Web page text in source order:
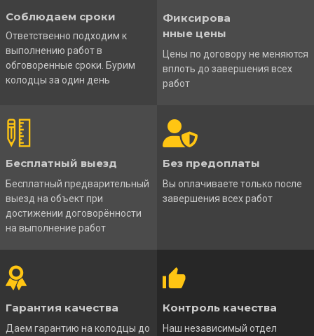
Соблюдаем сроки
Ответственно подходим к
выполнению работ в
обговоренные сроки. Бурим
колодцы за один день
Фиксирова
нные цены
Цены по договору не меняются
вплоть до завершения всех
работ
Бесплатный выезд
Бесплатный предварительный
выезд на объект при
достижении договорённости
на выполнение работ
Без предоплаты
Вы оплачиваете только после
завершения всех работ
Гарантия качества
Даем гарантию на колодцы до
Контроль качества
Наш независимый отдел